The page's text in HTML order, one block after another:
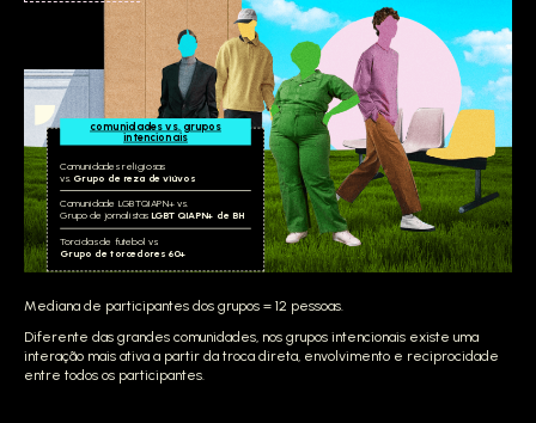
Mediana de participantes dos grupos = 12 pessoas.
Diferente das grandes comunidades, nos grupos intencionais existe uma
interação mais ativa a partir da troca direta, envolvimento e reciprocidade
entre todos os participantes.
comunidades vs. grupos
intencionais
Comunidades religiosas
vs. Grupo de reza de viúvos
Comunidade LGBTQIAPN+ vs.
Grupo de jornalistas LGBTQIAPN+ de BH
Torcidas de futebol vs.
Grupo de torcedores 60+